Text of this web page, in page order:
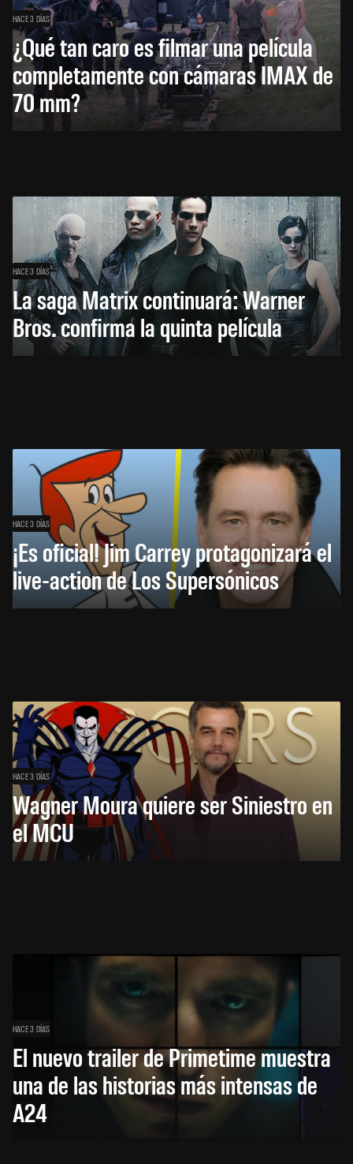
HACE 3 DÍAS
¿Qué tan caro es filmar una película
completamente con cámaras IMAX de
70 mm?
HACE 3 DÍAS
La saga Matrix continuará: Warner
Bros. confirma la quinta película
HACE 3 DÍAS
¡Es oficial! Jim Carrey protagonizará el
live-action de Los Supersónicos
HACE 3 DÍAS
Wagner Moura quiere ser Siniestro en
el MCU
HACE 3 DÍAS
El nuevo trailer de Primetime muestra
una de las historias más intensas de
A24